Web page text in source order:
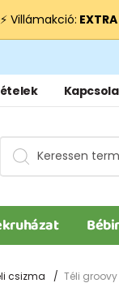
⚡ Villámakció:
csizma Téli